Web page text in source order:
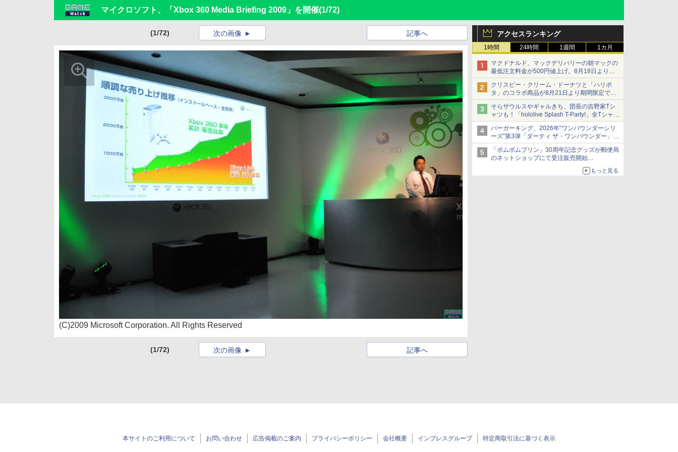
マイクロソフト、「Xbox 360 Media Briefing 2009」を開催(1/72)
アクセスランキング
1時間 24時間 1週間 1カ月
マクドナルド、マックデリバリーの朝マックの
最低注文料金が500円値上げ。8月18日より
1,500円から受付
クリスピー・クリーム・ドーナツと「ハリポ
タ」のコラボ商品が8月21日より期間限定で発
売
組分け帽子ドーナツなど見た目も楽しい商品が
登場
そらザウルスやギャルきち、団長の吉野家Tシ
ャツも！「hololive Splash T-Party!」全Tシャツ
ラインナップ公開＆オンライン販売開始
バーガーキング、2026年“ワンパウンダーシリ
ーズ”第3弾「ダーティ ザ・ワンパウンダー」を
8月7日発売
「特製ガーリックマヨソース」を使用した超大
型チーズバーガー
「ポムポムプリン」30周年記念グッズが郵便局
のネットショップにて受注販売開始
「おもちもちもちクッション」など今年だけの
もっと見る
(1/72) 記事へ
次の画像
(C)2009 Microsoft Corporation. All Rights Reserved
(1/72) 記事へ
次の画像
本サイトのご利用について お問い合わせ 広告掲載のご案内 プライバシーポリシー 会社概要 インプレスグループ 特定商取引法に基づく表示